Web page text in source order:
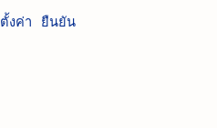
ตั้งค่า ยืนยัน